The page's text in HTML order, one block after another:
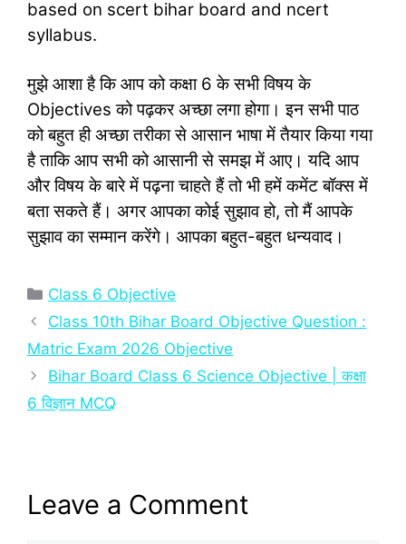
based on scert bihar board and ncert
syllabus.
मुझे आशा है कि आप को कक्षा 6 के सभी विषय के
Objectives को पढ़कर अच्‍छा लगा होगा। इन सभी पाठ
को बहुत ही अच्‍छा तरीका से आसान भाषा में तैयार किया गया
है ताकि आप सभी को आसानी से समझ में आए। यदि आप
और विषय के बारे में पढ़ना चाहते हैं तो भी हमें कमेंट बॉक्‍स में
बता सकते हैं। अगर आपका कोई सुझाव हो, तो मैं आपके
सुझाव का सम्‍मान करेंगे। आपका बहुत-बहुत धन्‍यवाद।
Categories
Class 6 Objective
Class 10th Bihar Board Objective Question :
Matric Exam 2026 Objective
Bihar Board Class 6 Science Objective | कक्षा
6 विज्ञान MCQ
Leave a Comment